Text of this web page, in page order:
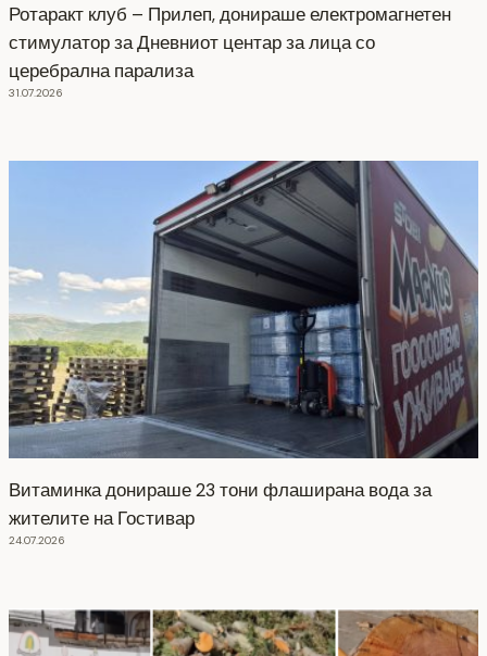
Ротаракт клуб – Прилеп, донираше електромагнетен
стимулатор за Дневниот центар за лица со
церебрална парализа
31.07.2026
Витаминка донираше 23 тони флаширана вода за
жителите на Гостивар
24.07.2026